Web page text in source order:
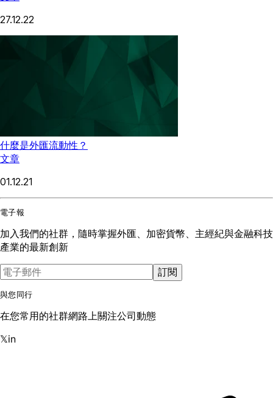
27.12.22
什麼是外匯流動性？
文章
01.12.21
電子報
加入我們的社群，隨時掌握外匯、加密貨幣、主經紀與金融科技
產業的最新創新
訂閱
與您同行
在您常用的社群網路上關注公司動態
𝕏in